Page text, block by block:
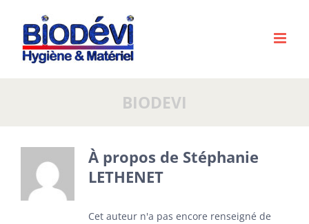
contenu
BIODEVI
À propos de Stéphanie
LETHENET
Cet auteur n'a pas encore renseigné de